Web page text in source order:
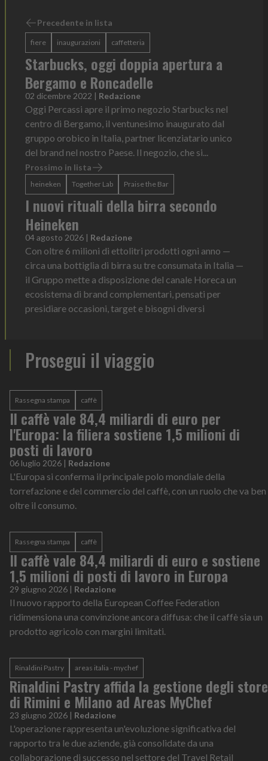
Precedente in lista
fiere inaugurazioni caffetteria
Starbucks, oggi doppia apertura a
Bergamo e Roncadelle
02 dicembre 2022 | Redazione
Oggi Percassi apre il primo negozio Starbucks nel
centro di Bergamo, il ventunesimo inaugurato dal
gruppo orobico in Italia, partner licenziatario unico
del brand nel nostro Paese. Il negozio, che si...
Prossimo in lista
heineken Together Lab Praise the Bar
I nuovi rituali della birra secondo
Heineken
04 agosto 2026 | Redazione
Con oltre 6 milioni di ettolitri prodotti ogni anno —
circa una bottiglia di birra su tre consumata in Italia —
il Gruppo mette a disposizione del canale Horeca un
ecosistema di brand complementari, pensati per
presidiare occasioni, target e bisogni diversi
Prosegui il viaggio
Rassegna stampa caffè
Il caffè vale 84,4 miliardi di euro per
l'Europa: la filiera sostiene 1,5 milioni di
posti di lavoro
06 luglio 2026 | Redazione
L'Europa si conferma il principale polo mondiale della
torrefazione e del commercio del caffè, con un ruolo che va ben
oltre il consumo.
Rassegna stampa caffè
Il caffè vale 84,4 miliardi di euro e sostiene
1,5 milioni di posti di lavoro in Europa
29 giugno 2026 | Redazione
Il nuovo rapporto della European Coffee Federation
ridimensiona una convinzione ancora diffusa: che il caffè sia un
prodotto agricolo con margini limitati.
Rinaldini Pastry areas italia - mychef
Rinaldini Pastry affida la gestione degli store
di Rimini e Milano ad Areas MyChef
23 giugno 2026 | Redazione
L'operazione rappresenta un'evoluzione significativa del
rapporto tra le due aziende, già consolidate da una
collaborazione di successo nel settore del Travel Retail